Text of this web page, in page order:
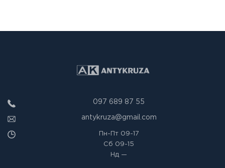
097 689 87 55
antykruza@gmail.com
Пн-Пт09-17
Сб 09-15
Нд —